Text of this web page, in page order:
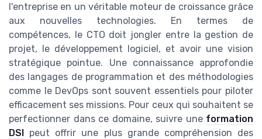
l'entreprise en un véritable moteur de croissance grâce
aux nouvelles technologies. En termes de
compétences, le CTO doit jongler entre la gestion de
projet, le développement logiciel, et avoir une vision
stratégique pointue. Une connaissance approfondie
des langages de programmation et des méthodologies
comme le DevOps sont souvent essentiels pour piloter
efficacement ses missions. Pour ceux qui souhaitent se
perfectionner dans ce domaine, suivre une formation
DSI peut offrir une plus grande compréhension des